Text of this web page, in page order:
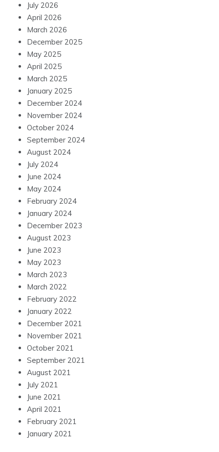
July 2026
April 2026
March 2026
December 2025
May 2025
April 2025
March 2025
January 2025
December 2024
November 2024
October 2024
September 2024
August 2024
July 2024
June 2024
May 2024
February 2024
January 2024
December 2023
August 2023
June 2023
May 2023
March 2023
March 2022
February 2022
January 2022
December 2021
November 2021
October 2021
September 2021
August 2021
July 2021
June 2021
April 2021
February 2021
January 2021